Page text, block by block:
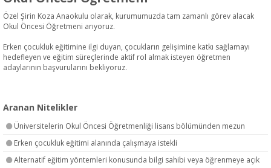
Özel Şirin Koza Anaokulu olarak, kurumumuzda tam zamanlı görev alacak
Okul Öncesi Öğretmeni arıyoruz.
Erken çocukluk eğitimine ilgi duyan, çocukların gelişimine katkı sağlamayı
hedefleyen ve eğitim süreçlerinde aktif rol almak isteyen öğretmen
adaylarının başvurularını bekliyoruz.
Aranan Nitelikler
Üniversitelerin Okul Öncesi Öğretmenliği lisans bölümünden mezun
Erken çocukluk eğitimi alanında çalışmaya istekli
Alternatif eğitim yöntemleri konusunda bilgi sahibi veya öğrenmeye açık